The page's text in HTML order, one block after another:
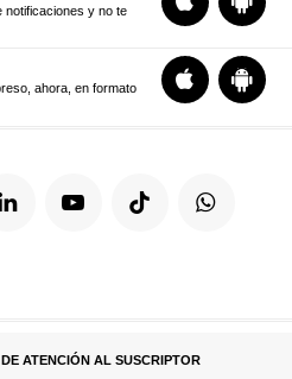
notificaciones y no te
ahora, en formato
ATENCIÓN AL SUSCRIPTOR